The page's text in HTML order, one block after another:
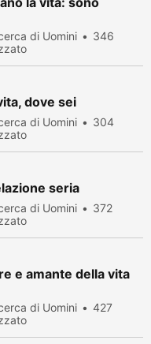
di Uomini
346
dove sei
di Uomini
304
seria
di Uomini
372
e amante della vita
di Uomini
427